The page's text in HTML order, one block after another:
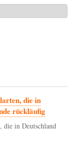
die in
rückläufig
die in Deutschland